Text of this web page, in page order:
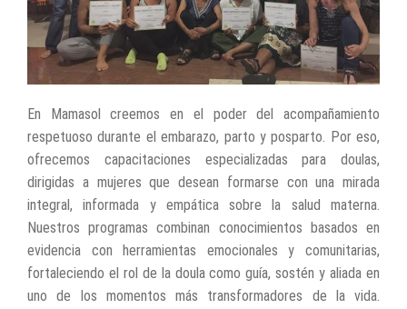
En Mamasol creemos en el poder del acompañamiento
respetuoso durante el embarazo, parto y posparto. Por eso,
ofrecemos capacitaciones especializadas para doulas,
dirigidas a mujeres que desean formarse con una mirada
integral, informada y empática sobre la salud materna.
Nuestros programas combinan conocimientos basados en
evidencia con herramientas emocionales y comunitarias,
fortaleciendo el rol de la doula como guía, sostén y aliada en
uno de los momentos más transformadores de la vida.